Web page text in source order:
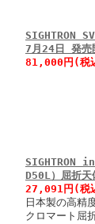
SIGHTRON
7月24日 発売
81,000円(税
SIGHTRON
D50L）屈折
27,091円(税
日本製の高精
クロマート屈